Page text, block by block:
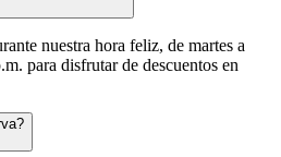
nuestra hora feliz, de martes a
para disfrutar de descuentos en